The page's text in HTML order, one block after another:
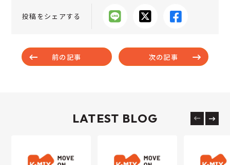
投稿をシェアする
前の記事 次の記事
LATEST BLOG